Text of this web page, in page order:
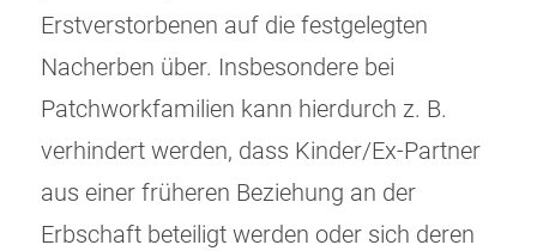
Erstverstorbenen auf die festgelegten
Nacherben über. Insbesondere bei
Patchworkfamilien kann hierdurch z. B.
verhindert werden, dass Kinder/Ex-Partner
aus einer früheren Beziehung an der
Erbschaft beteiligt werden oder sich deren